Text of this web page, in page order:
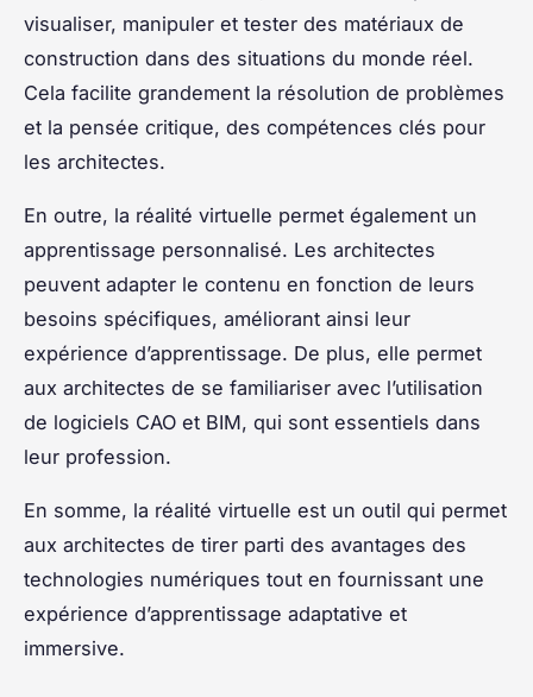
visualiser, manipuler et tester des matériaux de
construction dans des situations du monde réel.
Cela facilite grandement la résolution de problèmes
et la pensée critique, des compétences clés pour
les architectes.
En outre, la réalité virtuelle permet également un
apprentissage personnalisé. Les architectes
peuvent adapter le contenu en fonction de leurs
besoins spécifiques, améliorant ainsi leur
expérience d’apprentissage. De plus, elle permet
aux architectes de se familiariser avec l’utilisation
de logiciels CAO et BIM, qui sont essentiels dans
leur profession.
En somme, la réalité virtuelle est un outil qui permet
aux architectes de tirer parti des avantages des
technologies numériques tout en fournissant une
expérience d’apprentissage adaptative et
immersive.